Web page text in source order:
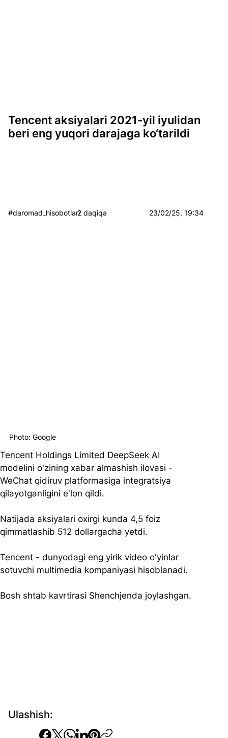
Tencent aksiyalari 2021-yil iyulidan
beri eng yuqori darajaga ko‘tarildi
#daromad_hisobotlari2 daqiqa 23/02/25, 19:34
Ulashish:
Tencent Holdings Limited DeepSeek AI
modelini o'zining xabar almashish ilovasi -
WeChat qidiruv platformasiga integratsiya
qilayotganligini e'lon qildi.
Natijada aksiyalari oxirgi kunda 4,5 foiz
qimmatlashib 512 dollargacha yetdi.
Tencent - dunyodagi eng yirik video o'yinlar
sotuvchi multimedia kompaniyasi hisoblanadi.
Bosh shtab kavrtirasi Shenchjenda joylashgan.
Photo: Google